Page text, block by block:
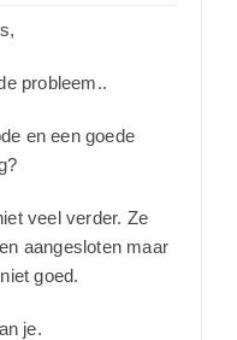
probleem..
en een goede
veel verder. Ze
aangesloten maar
goed.
je.